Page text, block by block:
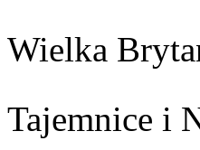
Wielka
Tajemnice i